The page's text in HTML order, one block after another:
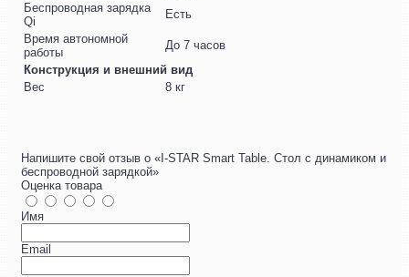
Беспроводная зарядка
Qi
Есть
Время автономной
работы
До 7 часов
Конструкция и внешний вид
Вес
8 кг
Напишите свой отзыв о «I-STAR Smart Table. Стол с динамиком и
беспроводной зарядкой»
Оценка товара
Имя
Email